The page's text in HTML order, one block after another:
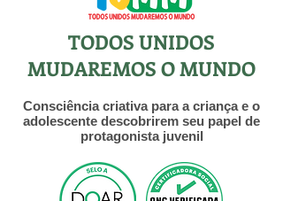
TODOS UNIDOS
MUDAREMOS O MUNDO
Consciência criativa para a criança e o
adolescente descobrirem seu papel de
protagonista juvenil